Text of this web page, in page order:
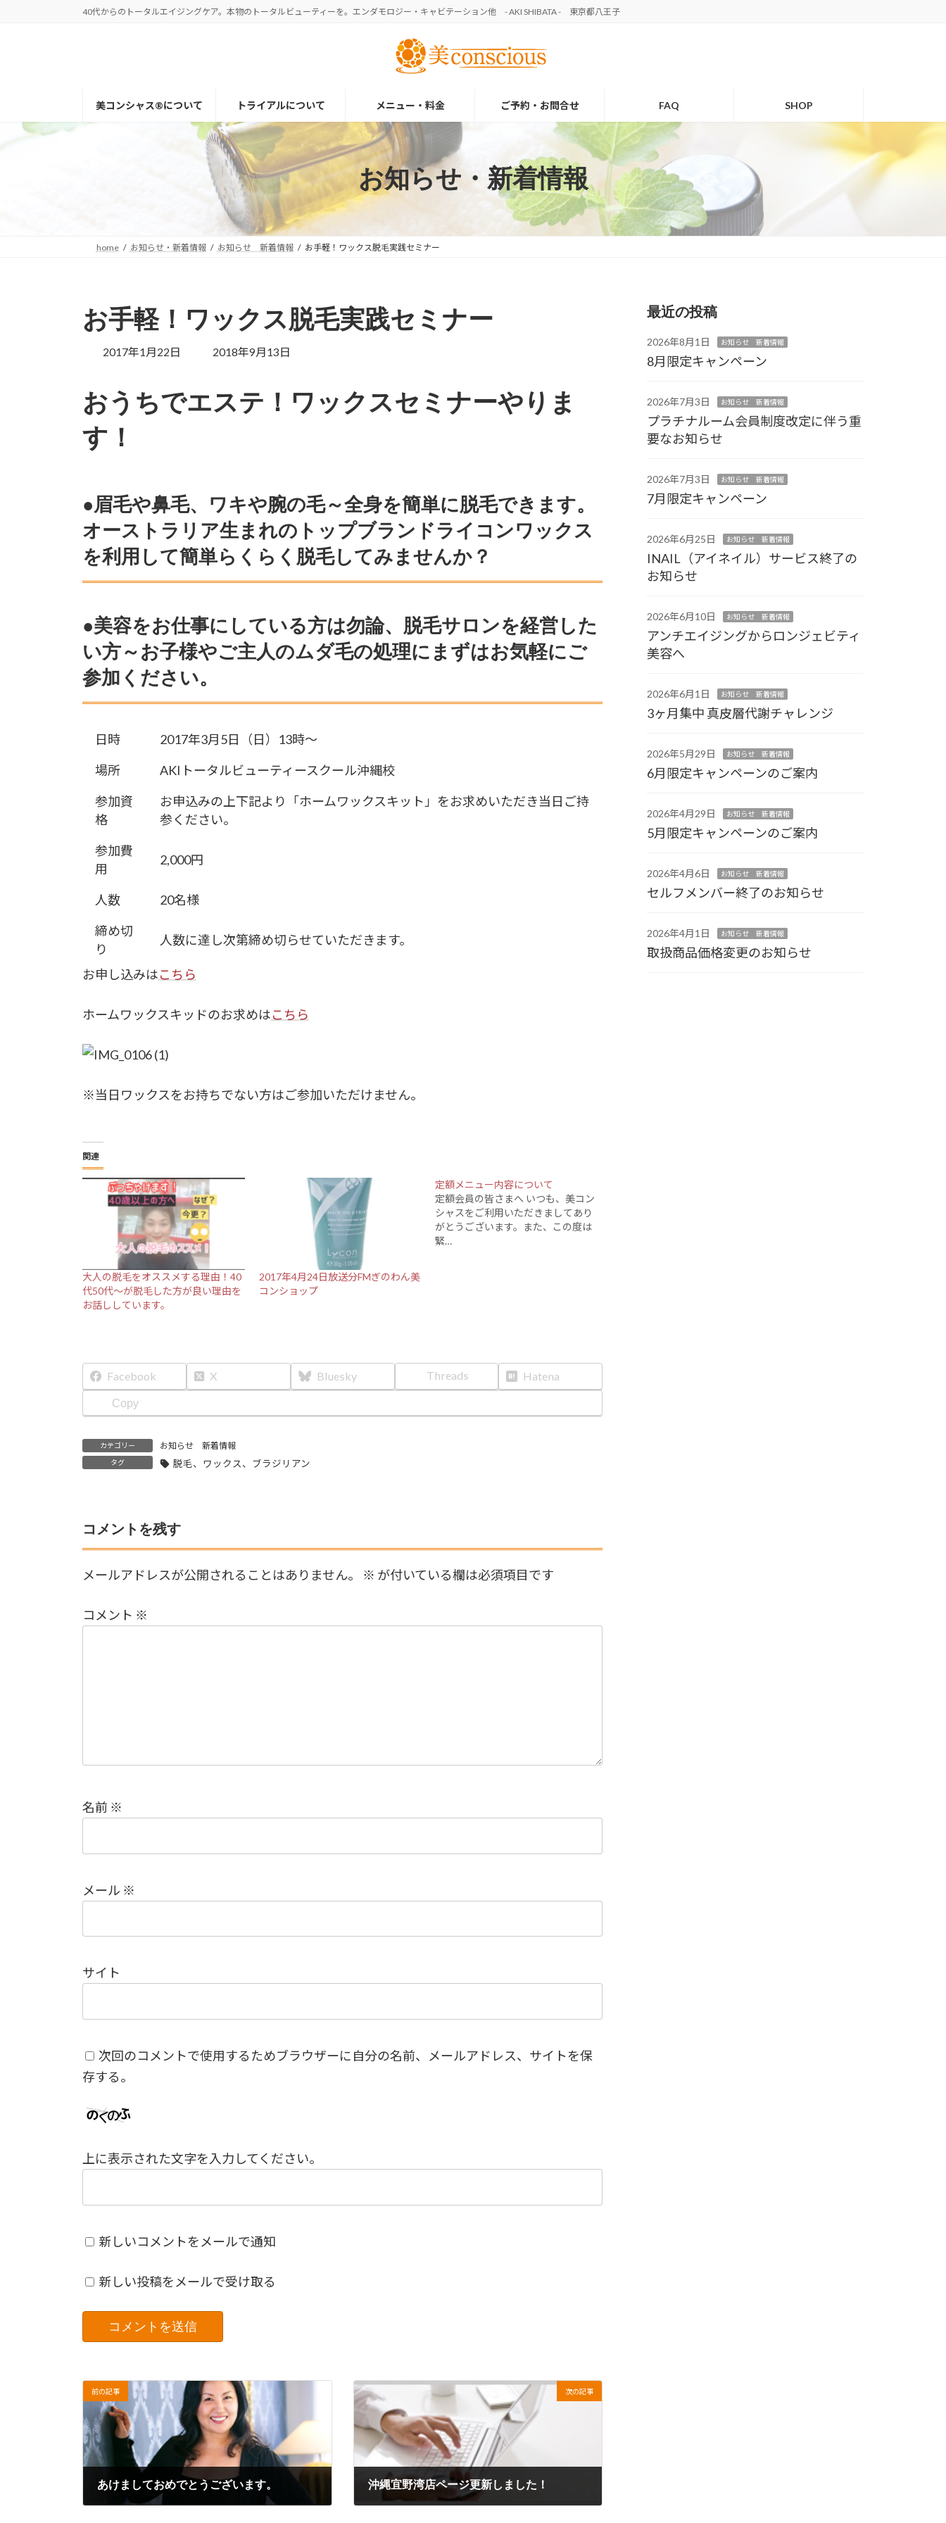
40代からのトータルエイジングケア。本物のトータルビューティーを。エンダモロジー・キャビテーション他 - AKI SHIBATA - 東京都八王子
美コンシャス®について トライアルについて メニュー・料金 ご予約・お問合せ FAQ SHOP
お知らせ・新着情報
home お知らせ・新着情報 お知らせ 新着情報 お手軽！ワックス脱毛実践セミナー
お手軽！ワックス脱毛実践セミナー
2017年1月22日
最
新
日
2018年9月13日
おうちでエステ！ワックスセミナーやりま
す！
●眉毛や鼻毛、ワキや腕の毛～全身を簡単に脱毛できます。
オーストラリア生まれのトップブランドライコンワックス
を利用して簡単らくらく脱毛してみませんか？
●美容をお仕事にしている方は勿論、脱毛サロンを経営した
い方～お子様やご主人のムダ毛の処理にまずはお気軽にご
参加ください。
日時
2017年3月5日（日）13時～
場所
AKIトータルビューティースクール沖縄校
参加資
格
お申込みの上下記より「ホームワックスキット」をお求めいただき当日ご持
参ください。
参加費
用
2,000円
人数
20名様
締め切
り
人数に達し次第締め切らせていただきます。
お申し込みはこちら
ホームワックスキッドのお求めはこちら
※当日ワックスをお持ちでない方はご参加いただけません。
関連
大人の脱毛をオススメする理由！40
代50代〜が脱毛した方が良い理由を
お話ししています。
2017年4月24日放送分FMぎのわん美
コンショップ
定額メニュー内容について
定額会員の皆さまへ いつも、美コン
シャスをご利用いただきましてあり
がとうございます。また、この度は
緊…
Facebook X Bluesky Threads Hatena
Copy
カテゴリー お知らせ 新着情報
タグ 脱毛、ワックス、ブラジリアン
コメントを残す
メールアドレスが公開されることはありません。 ※ が付いている欄は必須項目です
コメント ※
名前 ※
メール ※
サイト
次回のコメントで使用するためブラウザーに自分の名前、メールアドレス、サイトを保
存する。
上に表示された文字を入力してください。
新しいコメントをメールで通知
新しい投稿をメールで受け取る
前の記事
あけましておめでとうございます。
次の記事
沖縄宜野湾店ページ更新しました！
最近の投稿
2026年8月1日 お知らせ 新着情報
8月限定キャンペーン
2026年7月3日 お知らせ 新着情報
プラチナルーム会員制度改定に伴う重
要なお知らせ
2026年7月3日 お知らせ 新着情報
7月限定キャンペーン
2026年6月25日 お知らせ 新着情報
INAIL（アイネイル）サービス終了の
お知らせ
2026年6月10日 お知らせ 新着情報
アンチエイジングからロンジェビティ
美容へ
2026年6月1日 お知らせ 新着情報
3ヶ月集中 真皮層代謝チャレンジ
2026年5月29日 お知らせ 新着情報
6月限定キャンペーンのご案内
2026年4月29日 お知らせ 新着情報
5月限定キャンペーンのご案内
2026年4月6日 お知らせ 新着情報
セルフメンバー終了のお知らせ
2026年4月1日 お知らせ 新着情報
取扱商品価格変更のお知らせ